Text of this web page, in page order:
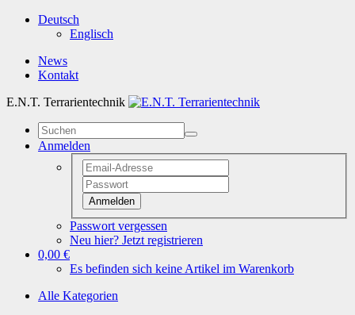
Deutsch
Englisch
News
Kontakt
E.N.T. Terrarientechnik
Anmelden
Anmelden
Passwort vergessen
Neu hier? Jetzt registrieren
0,00 €
Es befinden sich keine Artikel im Warenkorb
Alle Kategorien